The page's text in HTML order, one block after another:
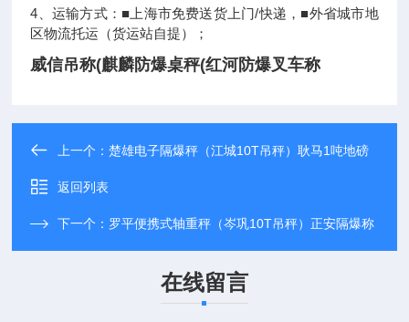
4、运输方式：■上海市免费送货上门/快递，■外省城市地
区物流托运（货运站自提）；
威信吊称(麒麟防爆桌秤(红河防爆叉车称
上一个：楚雄电子隔爆秤（江城10T吊秤）耿马1吨地磅
返回列表
下一个： 罗平便携式轴重秤（岑巩10T吊秤）正安隔爆称
在线留言